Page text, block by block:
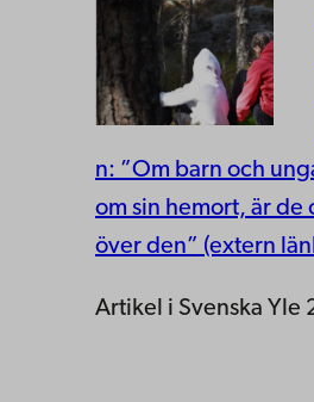
n: ”Om barn och
om sin hemort, är de
över den” (extern
Artikel i Svenska Yle